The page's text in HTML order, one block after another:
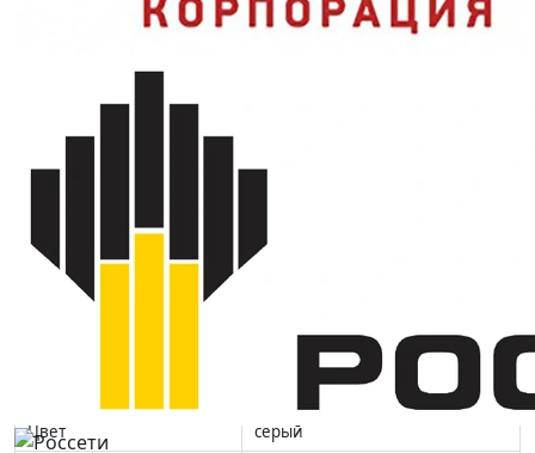
Костюм ОПТИМАЛ СОП
Нормативные документы
2014
Пропитка
Цвет
серый